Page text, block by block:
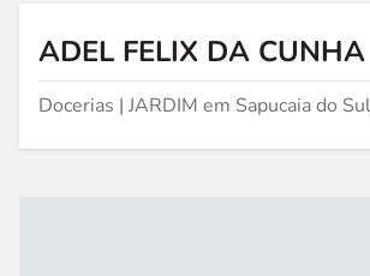
ADEL FELIX DA CUNHA
Docerias | JARDIM em Sapucaia do